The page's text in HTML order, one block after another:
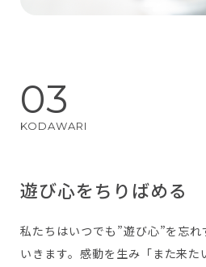
03
遊び心をちりばめる
私たちはいつでも”遊び心”を忘
いきます。感動を生み「また来た